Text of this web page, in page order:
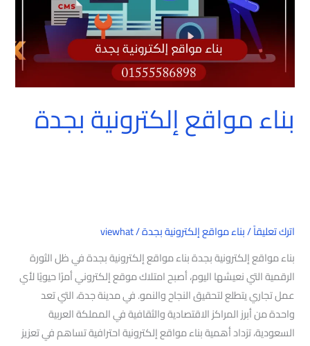
بناء مواقع إلكترونية بجدة
اترك تعليقاً/بناء مواقع إلكترونية بجدة/
viewhat
بناء مواقع إلكترونية بجدة بناء مواقع إلكترونية بجدة في ظل الثورة
الرقمية التي نعيشها اليوم، أصبح امتلاك موقع إلكتروني أمرًا حيويًا لأي
عمل تجاري يتطلع لتحقيق النجاح والنمو. في مدينة جدة، التي تعد
واحدة من أبرز المراكز الاقتصادية والثقافية في المملكة العربية
السعودية، تزداد أهمية بناء مواقع إلكترونية احترافية تساهم في تعزيز